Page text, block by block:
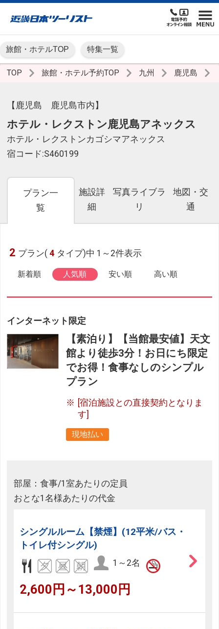
旅館・ホテルTOP 特集一覧
TOP 旅館・ホテル予約TOP 九州 鹿児島
【鹿児島 鹿児島市内】
ホテル・レクストン鹿児島アネックス
ホテル・レクストンカゴシマアネックス
宿コード:S460199
プラン一
覧
施設詳
細
写真ライブラ
リ
地図・交
通
2 プラン( 4 タイプ)中 1～2件表示
新着順 人気順 安い順 高い順
インターネット限定
【素泊り】【当館最安値】天文
館より徒歩3分！お日にち限定
でお得！食事なしのシンプル
プラン
[宿泊施設との直接契約となりま
す]
現地払い
部屋：食事/1室あたりの定員
おとな1名様あたりの代金
シングルルーム【禁煙】(12平米/バス・
トイレ付シングル)
1～2名
2,600円～13,000円